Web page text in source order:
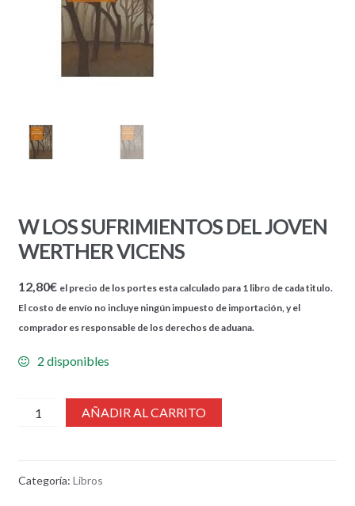
W LOS SUFRIMIENTOS DEL JOVEN
WERTHER VICENS
12,80€ el precio de los portes esta calculado para 1 libro de cada titulo.
El costo de envío no incluye ningún impuesto de importación, y el
comprador es responsable de los derechos de aduana.
2 disponibles
cantidad
SUFRIMIENTOS
AÑADIR AL CARRITO
Categoría: Libros